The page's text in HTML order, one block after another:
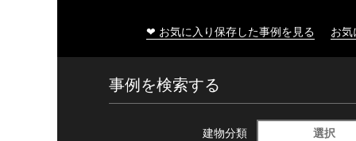
❤ お気に入り保存した事例を見る お
事例を検索する
建物分類 選択